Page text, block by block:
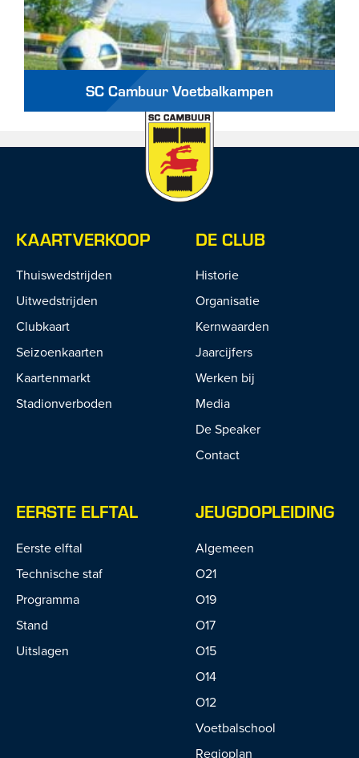
SC Cambuur Voetbalkampen
KAARTVERKOOP
Thuiswedstrijden
Uitwedstrijden
Clubkaart
Seizoenkaarten
Kaartenmarkt
Stadionverboden
DE CLUB
Historie
Organisatie
Kernwaarden
Jaarcijfers
Werken bij
Media
De Speaker
Contact
EERSTE ELFTAL
Eerste elftal
Technische staf
Programma
Stand
Uitslagen
JEUGDOPLEIDING
Algemeen
O21
O19
O17
O15
O14
O12
Voetbalschool
Regioplan